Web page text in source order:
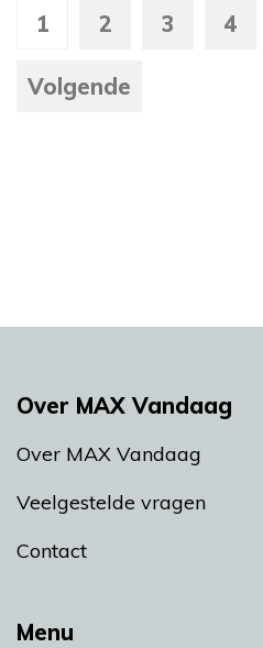
1 2 3 4
Volgende
Menu
Over MAX Vandaag
Over MAX Vandaag
Veelgestelde vragen
Contact